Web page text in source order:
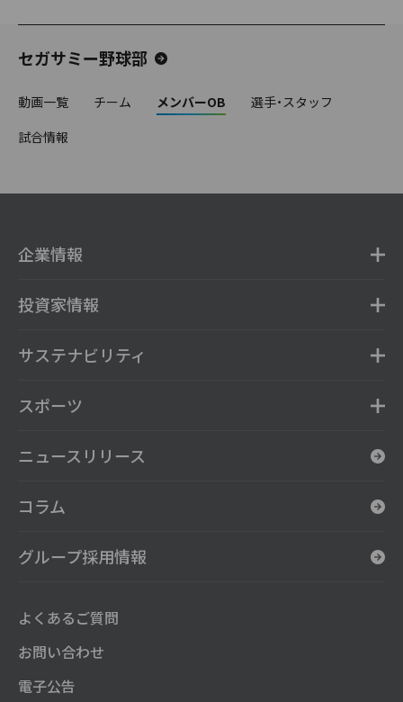
セガサミー野球部
動画一覧 チーム メンバーOB
選手・スタッフ
試合情報
企業情報
投資家情報
サステナビリティ
スポーツ
ニュースリリース
コラム
グループ採用情報
よくあるご質問
お問い合わせ
電子公告